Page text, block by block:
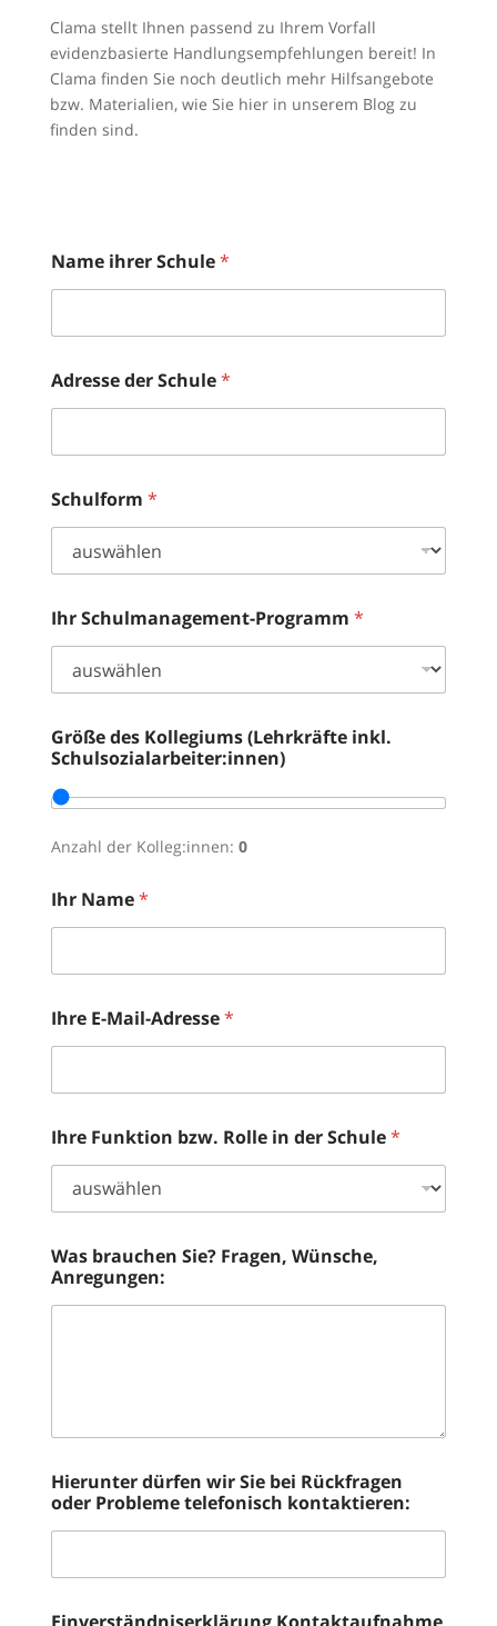
Clama stellt Ihnen passend zu Ihrem Vorfall
evidenzbasierte Handlungsempfehlungen bereit! In
Clama finden Sie noch deutlich mehr Hilfsangebote
bzw. Materialien, wie Sie hier in unserem Blog zu
finden sind.
Name ihrer Schule*
Adresse der Schule*
Schulform *
Ihr Schulmanagement-Programm *
Größe des Kollegiums (Lehrkräfte inkl.
Schulsozialarbeiter:innen)
Anzahl der Kolleg:innen: 0
Ihr Name*
Ihre E-Mail-Adresse*
Ihre Funktion bzw. Rolle in der Schule*
Was brauchen Sie? Fragen, Wünsche,
Anregungen:
Hierunter dürfen wir Sie bei Rückfragen
oder Probleme telefonisch kontaktieren: